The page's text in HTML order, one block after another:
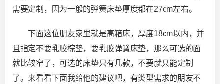
需要定制，因为一般的弹簧床垫厚度都在27cm左右。
下面这位朋友家里就是高箱床，厚度18cm以内，并
且指定不要乳胶棕垫，要乳胶弹簧床垫，那么可选的面
就比较窄了，可选的床垫只有几款，不要就只能定制
了。来看看下面我给他的建议吧，有类型需求的朋友不